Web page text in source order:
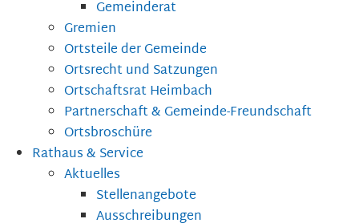
Gemeinderat
Gremien
Ortsteile der Gemeinde
Ortsrecht und Satzungen
Ortschaftsrat Heimbach
Partnerschaft & Gemeinde-Freundschaft
Ortsbroschüre
Rathaus & Service
Aktuelles
Stellenangebote
Ausschreibungen